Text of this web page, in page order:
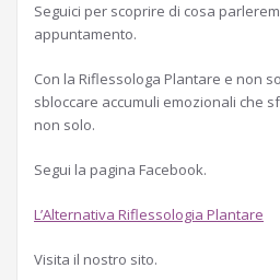
Seguici per scoprire di cosa
appuntamento.
Con la Riflessologa Plantare e non
sbloccare accumuli emozionali che
non solo.
Segui la pagina Facebook.
L’Alternativa Riflessologia Plantare
Visita il nostro sito.